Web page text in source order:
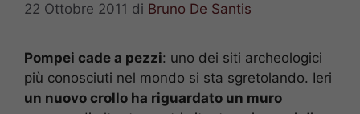
22 Ottobre 2011 di Bruno De Santis
Pompei cade a pezzi: uno dei siti archeologici
più conosciuti nel mondo si sta sgretolando. Ieri
un nuovo crollo ha riguardato un muro